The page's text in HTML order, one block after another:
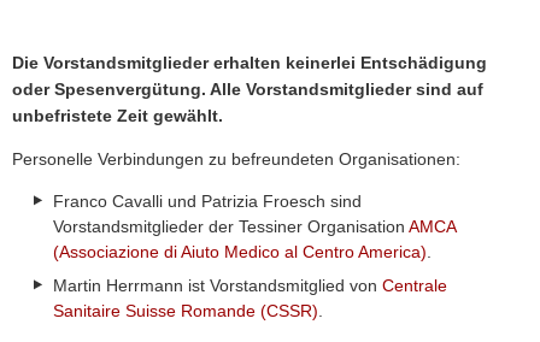
Die Vorstandsmitglieder erhalten keinerlei Entschädigung
oder Spesenvergütung. Alle Vorstandsmitglieder sind auf
unbefristete Zeit gewählt.
Personelle Verbindungen zu befreundeten Organisationen:
Franco Cavalli und Patrizia Froesch sind
Vorstandsmitglieder der Tessiner OrganisationAMCA
(Associazione di Aiuto Medico al Centro America).
Martin Herrmann ist Vorstandsmitglied vonCentrale
Sanitaire Suisse Romande (CSSR).